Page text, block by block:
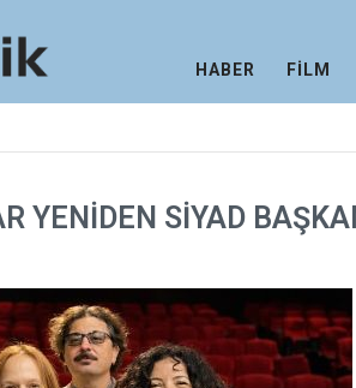
HABER FİLM
YENİDEN SİYAD